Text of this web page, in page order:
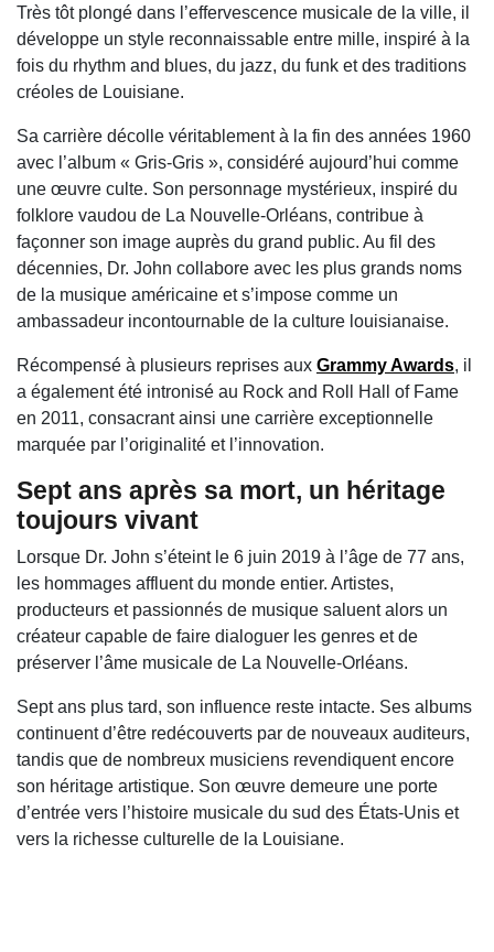
Très tôt plongé dans l’effervescence musicale de la ville, il
développe un style reconnaissable entre mille, inspiré à la
fois du rhythm and blues, du jazz, du funk et des traditions
créoles de Louisiane.
Sa carrière décolle véritablement à la fin des années 1960
avec l’album « Gris-Gris », considéré aujourd’hui comme
une œuvre culte. Son personnage mystérieux, inspiré du
folklore vaudou de La Nouvelle-Orléans, contribue à
façonner son image auprès du grand public. Au fil des
décennies, Dr. John collabore avec les plus grands noms
de la musique américaine et s’impose comme un
ambassadeur incontournable de la culture louisianaise.
Récompensé à plusieurs reprises aux Grammy Awards, il
a également été intronisé au Rock and Roll Hall of Fame
en 2011, consacrant ainsi une carrière exceptionnelle
marquée par l’originalité et l’innovation.
Sept ans après sa mort, un héritage
toujours vivant
Lorsque Dr. John s’éteint le 6 juin 2019 à l’âge de 77 ans,
les hommages affluent du monde entier. Artistes,
producteurs et passionnés de musique saluent alors un
créateur capable de faire dialoguer les genres et de
préserver l’âme musicale de La Nouvelle-Orléans.
Sept ans plus tard, son influence reste intacte. Ses albums
continuent d’être redécouverts par de nouveaux auditeurs,
tandis que de nombreux musiciens revendiquent encore
son héritage artistique. Son œuvre demeure une porte
d’entrée vers l’histoire musicale du sud des États-Unis et
vers la richesse culturelle de la Louisiane.